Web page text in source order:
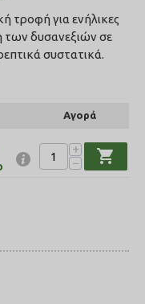
τροφή για ενήλικες
των δυσανεξιών σε
συστατικά.
Αγορά
+
−
shopping_cart